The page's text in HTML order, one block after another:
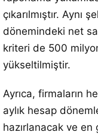
çıkarılmıştır. Aynı
dönemindeki net
kriteri de 500
yükseltilmiştir.
Ayrıca, firmaların
aylık hesap
hazırlanacak ve